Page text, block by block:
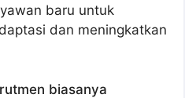
baru untuk
dan meningkatkan
biasanya